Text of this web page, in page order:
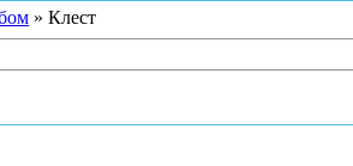
» Клест